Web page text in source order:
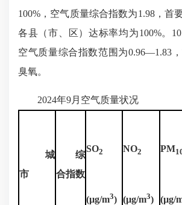
100% ，空气质量综合指数为1.98，首
各县（市、区）达标率均为100%。 10
空气质量综合指数范围为0.96—1.83
臭氧。
2024年9月空气质量状况
城
市
综
合指数
SO2
(µg/m3)
NO2
(µg/m3)
PM
(µg/